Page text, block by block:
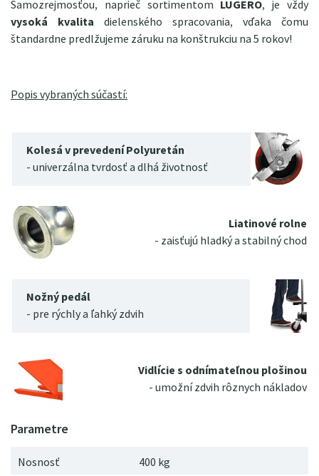
Samozrejmosťou, naprieč sortimentom LUGERO, je vždy
vysoká kvalita dielenského spracovania, vďaka čomu
štandardne predlžujeme záruku na konštrukciu na 5 rokov!
Popis vybraných súčastí:
Kolesá v prevedení Polyuretán
- univerzálna tvrdosť a dlhá životnosť
Liatinové rolne
- zaisťujú hladký a stabilný chod
Nožný pedál
- pre rýchly a ľahký zdvih
Vidlície s odnímateľnou plošinou
- umožní zdvih rôznych nákladov
Nosnosť
400 kg